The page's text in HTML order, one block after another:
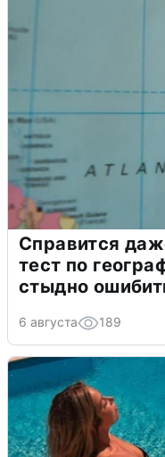
Справится
тест по
стыдно
6 августа 189